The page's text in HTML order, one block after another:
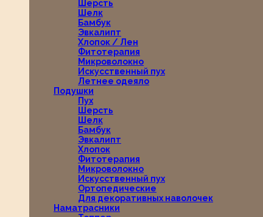
Шерсть
Шелк
Бамбук
Эвкалипт
Хлопок / Лен
Фитотерапия
Микроволокно
Искусственный пух
Летнее одеяло
Подушки
Пух
Шерсть
Шелк
Бамбук
Эвкалипт
Хлопок
Фитотерапия
Микроволокно
Искусственный пух
Ортопедические
Для декоративных наволочек
Наматрасники